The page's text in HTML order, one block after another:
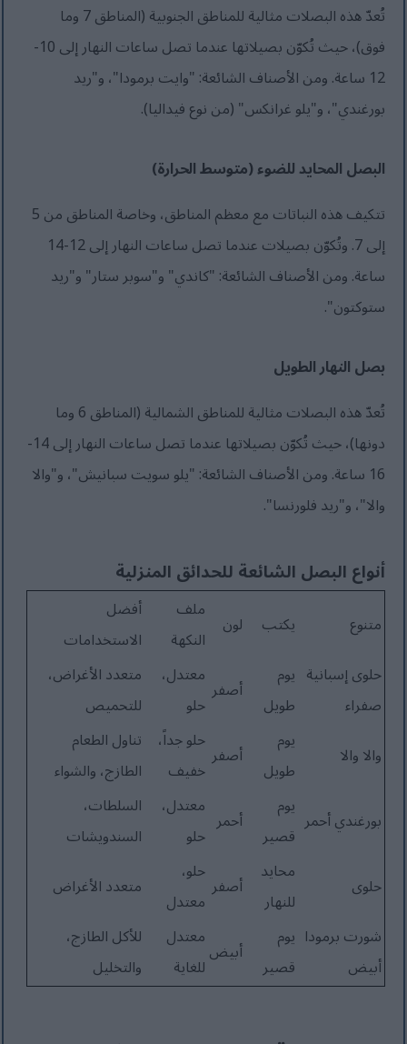
تُعدّ هذه البصلات مثالية للمناطق الجنوبية (المناطق 7 وما
فوق)، حيث تُكوّن بصيلاتها عندما تصل ساعات النهار إلى 10-
12 ساعة. ومن الأصناف الشائعة: "وايت برمودا"، و"ريد
بورغندي"، و"يلو غرانكس" (من نوع فيداليا).
البصل المحايد للضوء (متوسط الحرارة)
تتكيف هذه النباتات مع معظم المناطق، وخاصة المناطق من 5
إلى 7. وتُكوّن بصيلات عندما تصل ساعات النهار إلى 12-14
ساعة. ومن الأصناف الشائعة: "كاندي" و"سوبر ستار" و"ريد
ستوكتون".
بصل النهار الطويل
تُعدّ هذه البصلات مثالية للمناطق الشمالية (المناطق 6 وما
دونها)، حيث تُكوّن بصيلاتها عندما تصل ساعات النهار إلى 14-
16 ساعة. ومن الأصناف الشائعة: "يلو سويت سبانيش"، و"والا
والا"، و"ريد فلورنسا".
أنواع البصل الشائعة للحدائق المنزلية
متنوع يكتب لون
ملف
النكهة
أفضل
الاستخدامات
حلوى إسبانية
صفراء
يوم
طويل
أصفر معتدل،
حلو
متعدد الأغراض،
للتحميص
والا والا
يوم
طويل
أصفر حلو جداً،
خفيف
تناول الطعام
الطازج، والشواء
بورغندي أحمر يوم
قصير
أحمر معتدل،
حلو
السلطات،
السندويشات
حلوى
محايد
للنهار
أصفر حلو،
معتدل
متعدد الأغراض
شورت برمودا
أبيض
يوم
قصير
أبيضمعتدل
للغاية
للأكل الطازج،
والتخليل